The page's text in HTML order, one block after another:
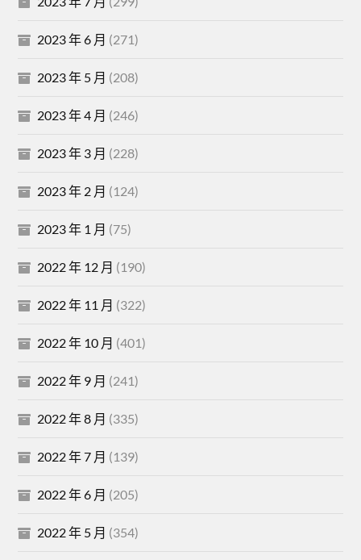
2023 年 6 月 (271)
2023 年 5 月 (208)
2023 年 4 月 (246)
2023 年 3 月 (228)
2023 年 2 月 (124)
2023 年 1 月 (75)
2022 年 12 月 (190)
2022 年 11 月 (322)
2022 年 10 月 (401)
2022 年 9 月 (241)
2022 年 8 月 (335)
2022 年 7 月 (139)
2022 年 6 月 (205)
2022 年 5 月 (354)